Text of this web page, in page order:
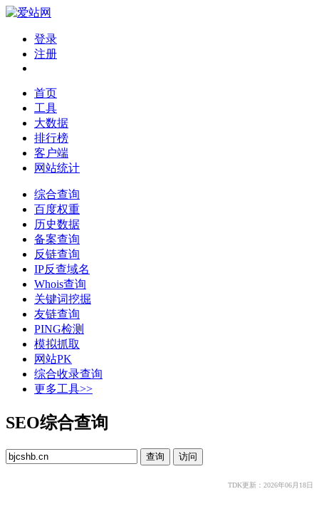
登录
注册
首页
工具
大数据
排行榜
客户端
网站统计
综合查询
百度权重
历史数据
备案查询
反链查询
IP反查域名
Whois查询
关键词挖掘
友链查询
PING检测
模拟抓取
网站PK
综合收录查询
更多工具>>
SEO综合查询
TDK更新：2026年06月18日